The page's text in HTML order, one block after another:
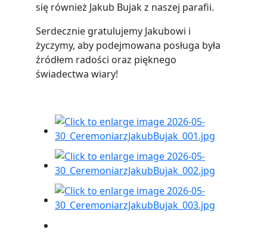
się również Jakub Bujak z naszej parafii.
Serdecznie gratulujemy Jakubowi i
życzymy, aby podejmowana posługa była
źródłem radości oraz pięknego
świadectwa wiary!